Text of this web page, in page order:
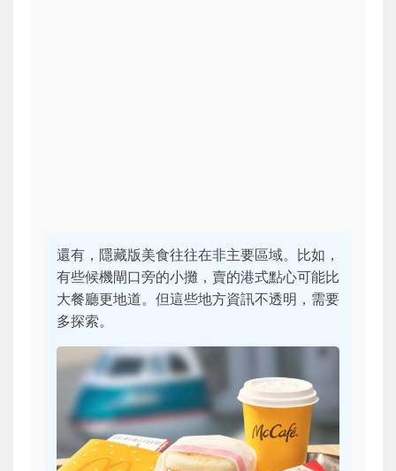
還有，隱藏版美食往往在非主要區域。比如，
有些候機閘口旁的小攤，賣的港式點心可能比
大餐廳更地道。但這些地方資訊不透明，需要
多探索。